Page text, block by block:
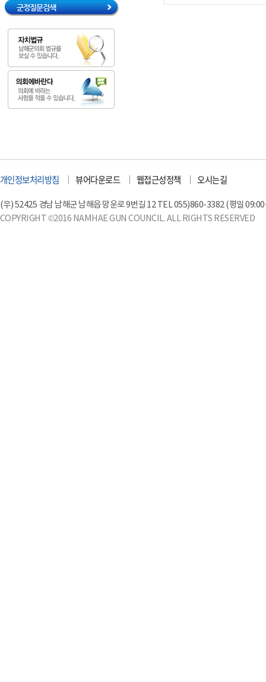
군정질문검색
개인정보처리방침 뷰어다운로드 웹접근성정책 오시는길
(우) 52425 경남 남해군 남해읍 망운로 9번길 12 TEL 055)860-3382 (평일
COPYRIGHT ©2016 NAMHAE GUN COUNCIL. ALL RIGHTS RESERVED